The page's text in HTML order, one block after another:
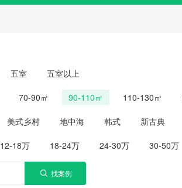
五室 五室以上
70-90㎡ 90-110㎡ 110-130㎡
美式乡村 地中海 韩式 新古典
12-18万 18-24万 24-30万 30-50万